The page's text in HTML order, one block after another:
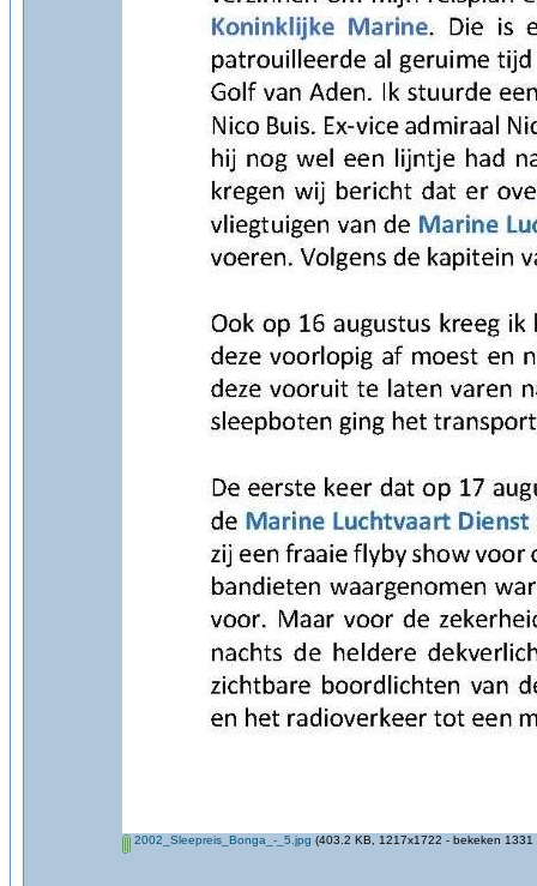
2002_Sleepreis_Bonga_-_5.jpg (403.2 KB, 1217x1722 - bekeken 1331